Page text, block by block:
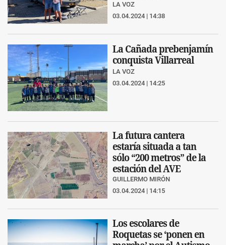
LA VOZ
03.04.2024 | 14:38
La Cañada prebenjamín
conquista Villarreal
LA VOZ
03.04.2024 | 14:25
La futura cantera
estaría situada a tan
sólo “200 metros” de la
estación del AVE
GUILLERMO MIRÓN
03.04.2024 | 14:15
Los escolares de
Roquetas se ‘ponen en